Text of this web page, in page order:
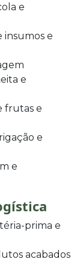
e
insumos e
e
frutas e
e
e
prima e
acabados